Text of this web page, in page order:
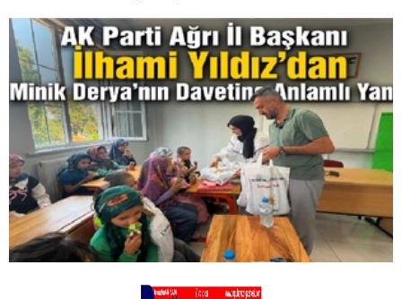
AK Parti Ağrı İl Başkanı İlhami Yıldız’dan Minik Derya’nın